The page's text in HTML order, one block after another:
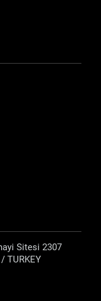
Sitesi 2307
TURKEY